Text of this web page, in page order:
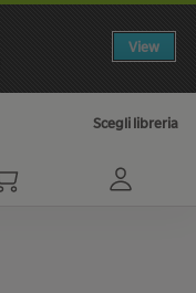
View
Scegli libreria